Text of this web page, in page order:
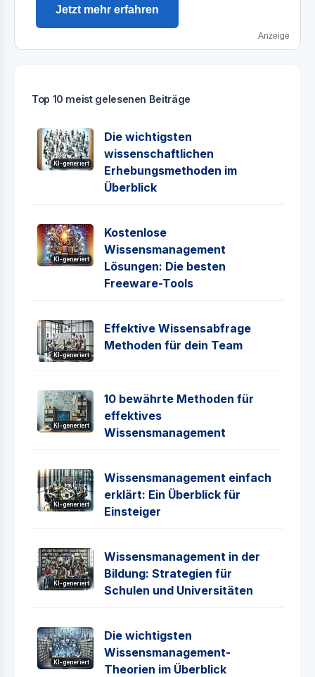
Jetzt mehr erfahren
Anzeige
Top 10 meist gelesenen Beiträge
KI-generiert
Die wichtigsten
wissenschaftlichen
Erhebungsmethoden im
Überblick
KI-generiert
Kostenlose
Wissensmanagement
Lösungen: Die besten
Freeware-Tools
KI-generiert
Effektive Wissensabfrage
Methoden für dein Team
KI-generiert
10 bewährte Methoden für
effektives
Wissensmanagement
KI-generiert
Wissensmanagement einfach
erklärt: Ein Überblick für
Einsteiger
KI-generiert
Wissensmanagement in der
Bildung: Strategien für
Schulen und Universitäten
KI-generiert
Die wichtigsten
Wissensmanagement-
Theorien im Überblick